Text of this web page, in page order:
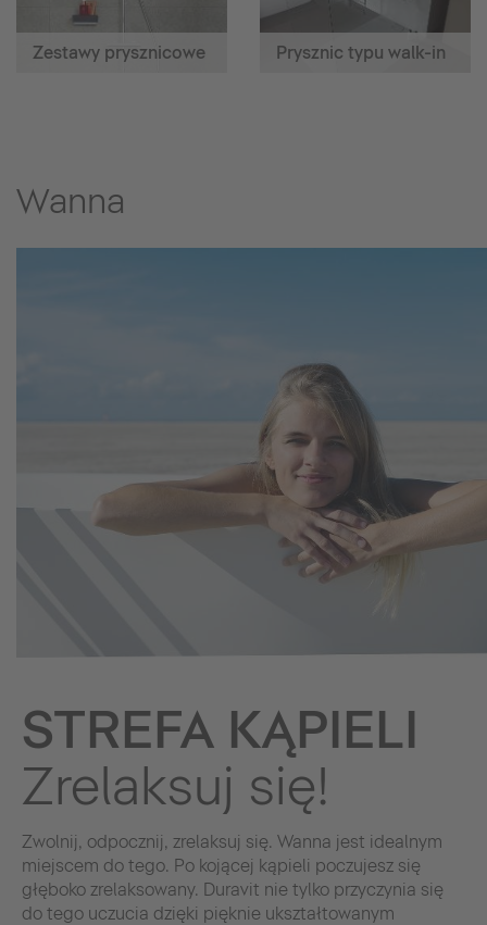
Zestawy prysznicowe Prysznic typu walk-in
Wanna
STREFA KĄPIELI
Zrelaksuj się!
Zwolnij, odpocznij, zrelaksuj się. Wanna jest idealnym
miejscem do tego. Po kojącej kąpieli poczujesz się
głęboko zrelaksowany. Duravit nie tylko przyczynia się
do tego uczucia dzięki pięknie ukształtowanym